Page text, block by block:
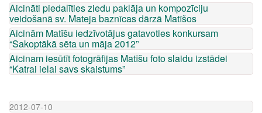
Aicināti piedalīties ziedu paklāja un kompozīciju
veidošanā sv. Mateja baznīcas dārzā Matīšos
Aicinām Matīšu iedzīvotājus gatavoties konkursam
“Sakoptākā sēta un māja 2012”
Aicinam iesūtīt fotogrāfijas Matīšu foto slaidu izstādei
“Katrai ielai savs skaistums”
2012-07-10